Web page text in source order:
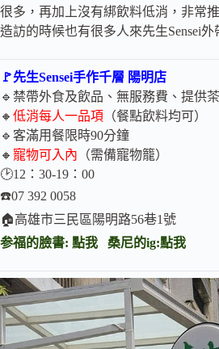
很多，再加上沒有綁飲料低消，非常
造訪的時候也有很多人來先生Sensei外
🚩先生Sensei手作千層 陽明店
🔹禁帶外食及飲品、無服務費、提供
🔸 低消每人一品項 （餐點飲料均可）
🔹客滿用餐限時90分鐘
🔸 寵物可入內 （需備寵物籠）
🕑12：30-19：00
☎️07 392 0058
🏠高雄市三民區陽明路56巷1號
参福的臉書: 點我 桑尼的ig:點我